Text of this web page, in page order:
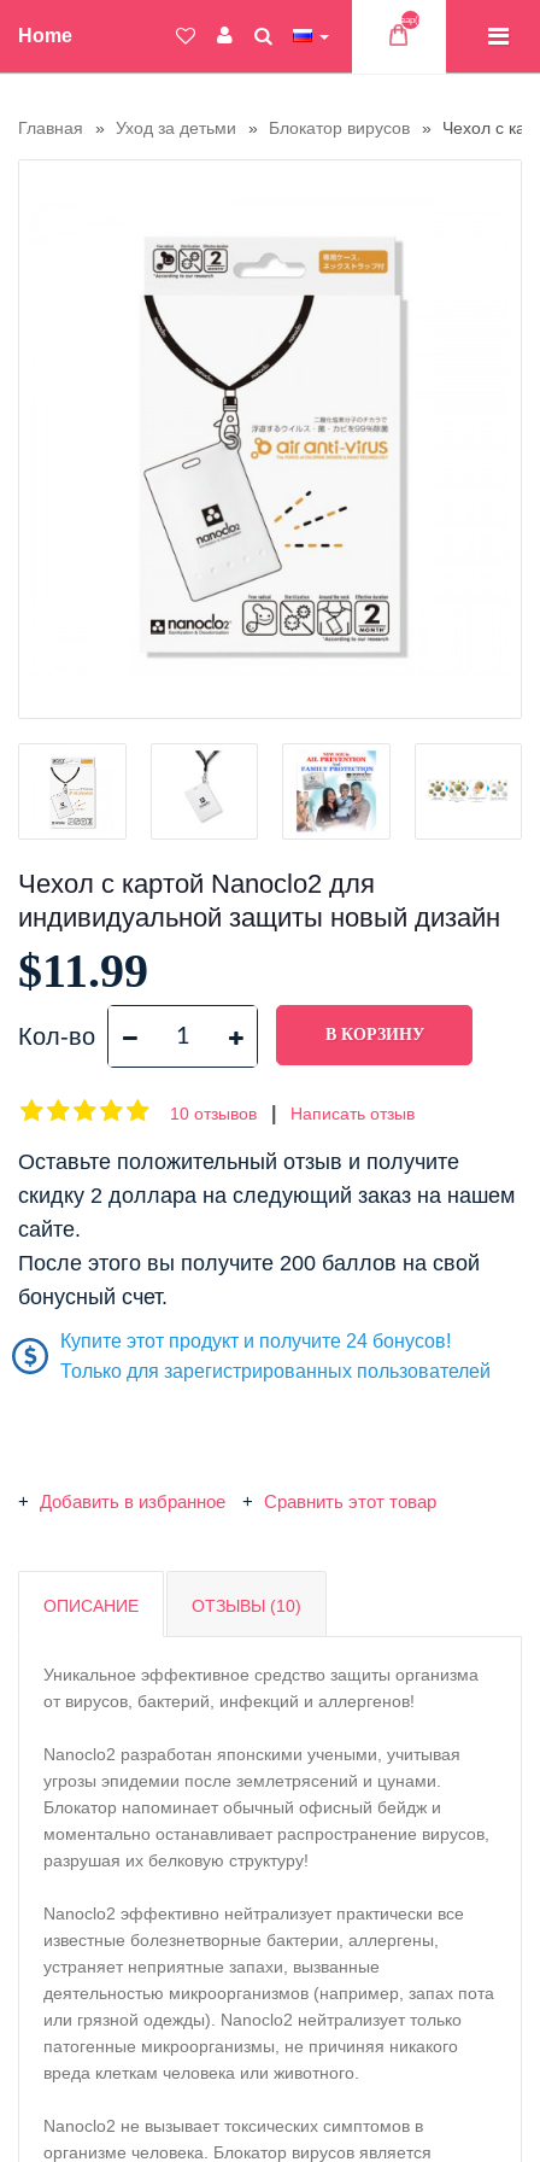
Home
Товар(ов)
Главная Уход за детьми Блокатор вирусов Чехол с
Чехол с картой Nanoclo2 для
индивидуальной защиты новый дизайн
$11.99
Кол-во
10 отзывов Написать отзыв
Оставьте положительный отзыв и получите
скидку 2 доллара на следующий заказ на нашем
сайте.
После этого вы получите 200 баллов на свой
бонусный счет.
Купите этот продукт и получите 24 бонусов!
Только для зарегистрированных пользователей
Добавить в избранное Сравнить этот товар
ОПИСАНИЕ ОТЗЫВЫ (10)
Уникальное эффективное средство защиты организма
от вирусов, бактерий, инфекций и аллергенов!
Nanoclo2 разработан японскими учеными, учитывая
угрозы эпидемии после землетрясений и цунами.
Блокатор напоминает обычный офисный бейдж и
моментально останавливает распространение вирусов,
разрушая их белковую структуру!
Nanoclo2 эффективно нейтрализует практически все
известные болезнетворные бактерии, аллергены,
устраняет неприятные запахи, вызванные
деятельностью микроорганизмов (например, запах пота
или грязной одежды). Nanoclo2 нейтрализует только
патогенные микроорганизмы, не причиняя никакого
вреда клеткам человека или животного.
Nanoclo2 не вызывает токсических симптомов в
организме человека. Блокатор вирусов является